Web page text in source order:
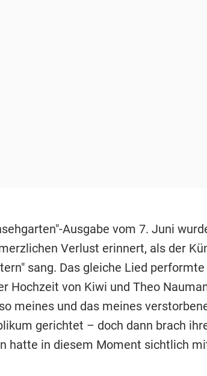
Ausgabe vom 7. Juni
Verlust erinnert, als der
sang. Das gleiche Lied
Hochzeit von Kiwi und Theo
meines und das meines
gerichtet – doch dann brach
hatte in diesem Moment sichtlich